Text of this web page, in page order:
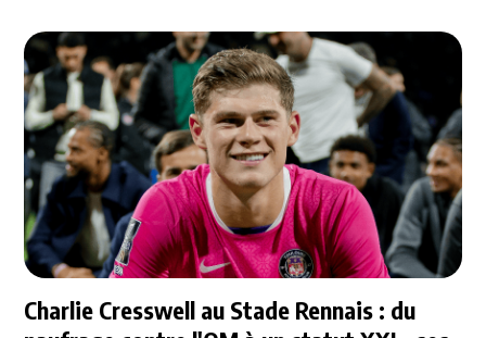
Charlie Cresswell au Stade Rennais : du